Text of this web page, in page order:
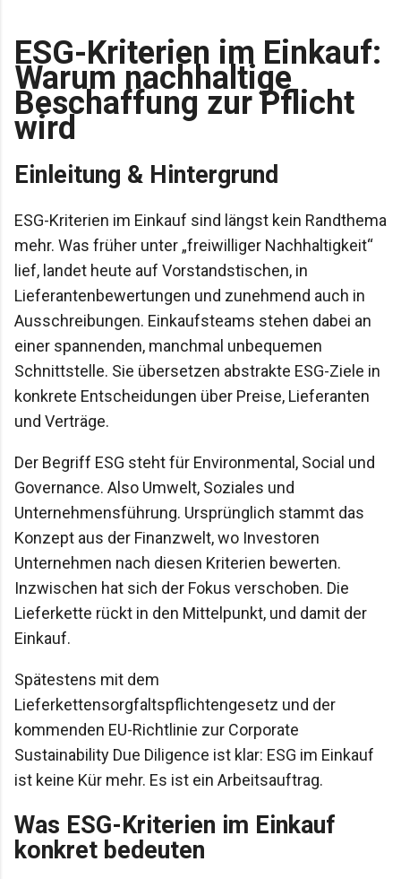
ESG-Kriterien im Einkauf:
Warum nachhaltige
Beschaffung zur Pflicht
wird
Einleitung & Hintergrund
ESG-Kriterien im Einkauf sind längst kein Randthema
mehr. Was früher unter „freiwilliger Nachhaltigkeit“
lief, landet heute auf Vorstandstischen, in
Lieferantenbewertungen und zunehmend auch in
Ausschreibungen. Einkaufsteams stehen dabei an
einer spannenden, manchmal unbequemen
Schnittstelle. Sie übersetzen abstrakte ESG-Ziele in
konkrete Entscheidungen über Preise, Lieferanten
und Verträge.
Der Begriff ESG steht für Environmental, Social und
Governance. Also Umwelt, Soziales und
Unternehmensführung. Ursprünglich stammt das
Konzept aus der Finanzwelt, wo Investoren
Unternehmen nach diesen Kriterien bewerten.
Inzwischen hat sich der Fokus verschoben. Die
Lieferkette rückt in den Mittelpunkt, und damit der
Einkauf.
Spätestens mit dem
Lieferkettensorgfaltspflichtengesetz und der
kommenden EU-Richtlinie zur Corporate
Sustainability Due Diligence ist klar: ESG im Einkauf
ist keine Kür mehr. Es ist ein Arbeitsauftrag.
Was ESG-Kriterien im Einkauf
konkret bedeuten